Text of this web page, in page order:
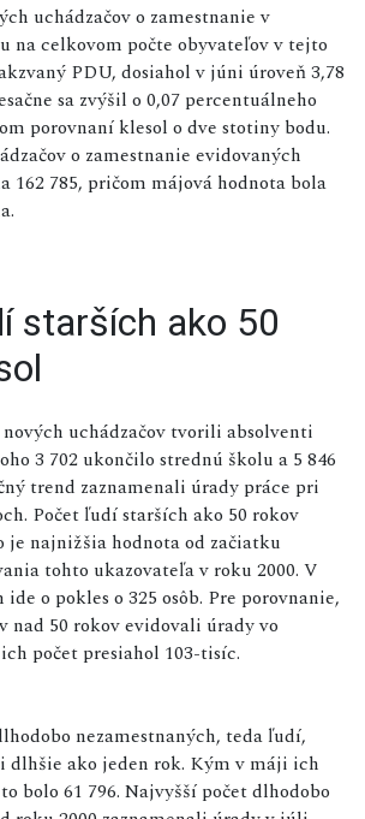
uchádzačov o zamestnanie v
na celkovom počte obyvateľov v tejto
PDU, dosiahol v júni úroveň 3,78
sa zvýšil o 0,07 percentuálneho
porovnaní klesol o dve stotiny bodu.
o zamestnanie evidovaných
162 785, pričom májová hodnota bola
starších ako 50
uchádzačov tvorili absolventi
3 702 ukončilo strednú školu a 5 846
trend zaznamenali úrady práce pri
Počet ľudí starších ako 50 rokov
je najnižšia hodnota od začiatku
tohto ukazovateľa v roku 2000. V
o pokles o 325 osôb. Pre porovnanie,
nad 50 rokov evidovali úrady vo
počet presiahol 103-tisíc.
nezamestnaných, teda ľudí,
dlhšie ako jeden rok. Kým v máji ich
bolo 61 796. Najvyšší počet dlhodobo